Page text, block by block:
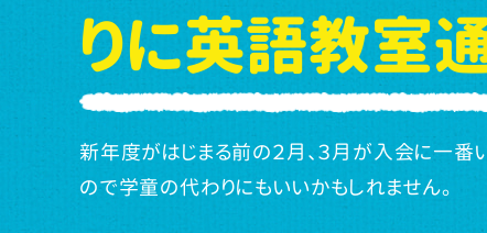
りに英語教室
新年度がはじまる前の２月、３月が入会に一
ので学童の代わりにもいいかもしれません。